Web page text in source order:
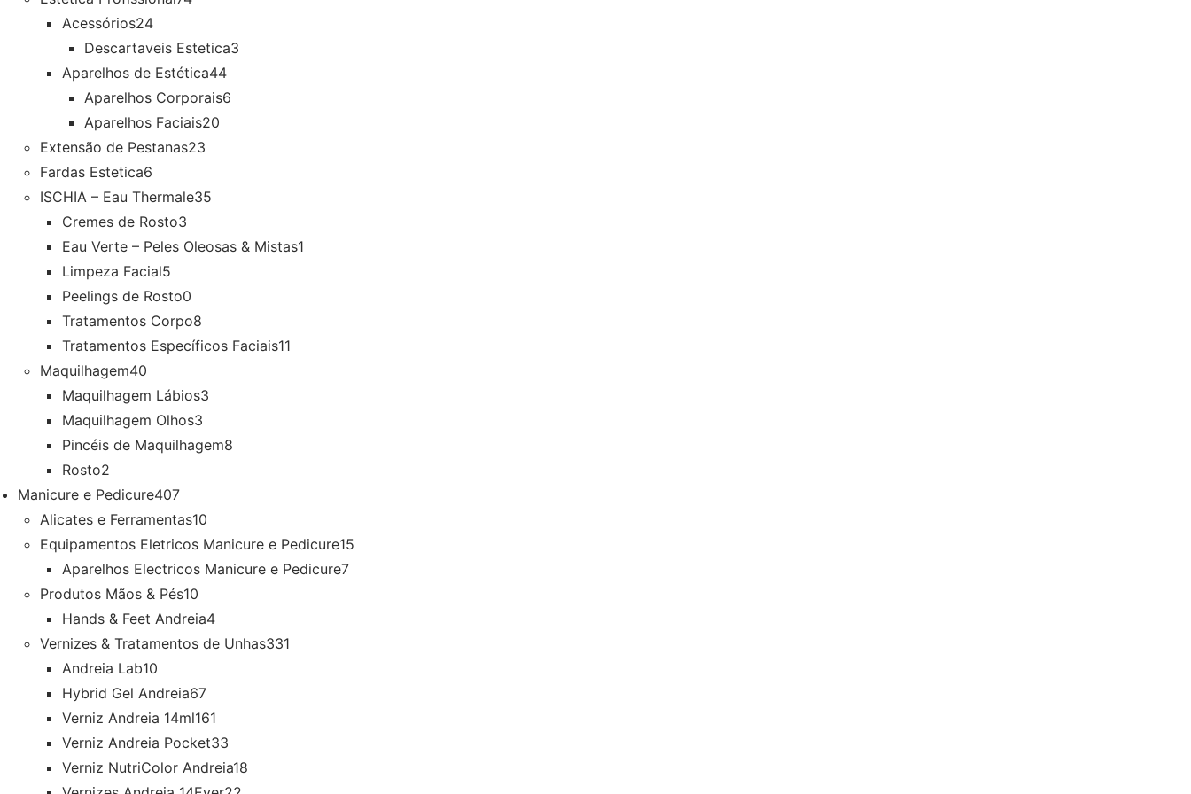
Acessórios24
Descartaveis Estetica3
Aparelhos de Estética44
Aparelhos Corporais6
Aparelhos Faciais20
Extensão de Pestanas23
Fardas Estetica6
ISCHIA – Eau Thermale35
Cremes de Rosto3
Eau Verte – Peles Oleosas & Mistas1
Limpeza Facial5
Peelings de Rosto0
Tratamentos Corpo8
Tratamentos Específicos Faciais11
Maquilhagem40
Maquilhagem Lábios3
Maquilhagem Olhos3
Pincéis de Maquilhagem8
Rosto2
Manicure e Pedicure407
Alicates e Ferramentas10
Equipamentos Eletricos Manicure e Pedicure15
Aparelhos Electricos Manicure e Pedicure7
Produtos Mãos & Pés10
Hands & Feet Andreia4
Vernizes & Tratamentos de Unhas331
Andreia Lab10
Hybrid Gel Andreia67
Verniz Andreia 14ml161
Verniz Andreia Pocket33
Verniz NutriColor Andreia18